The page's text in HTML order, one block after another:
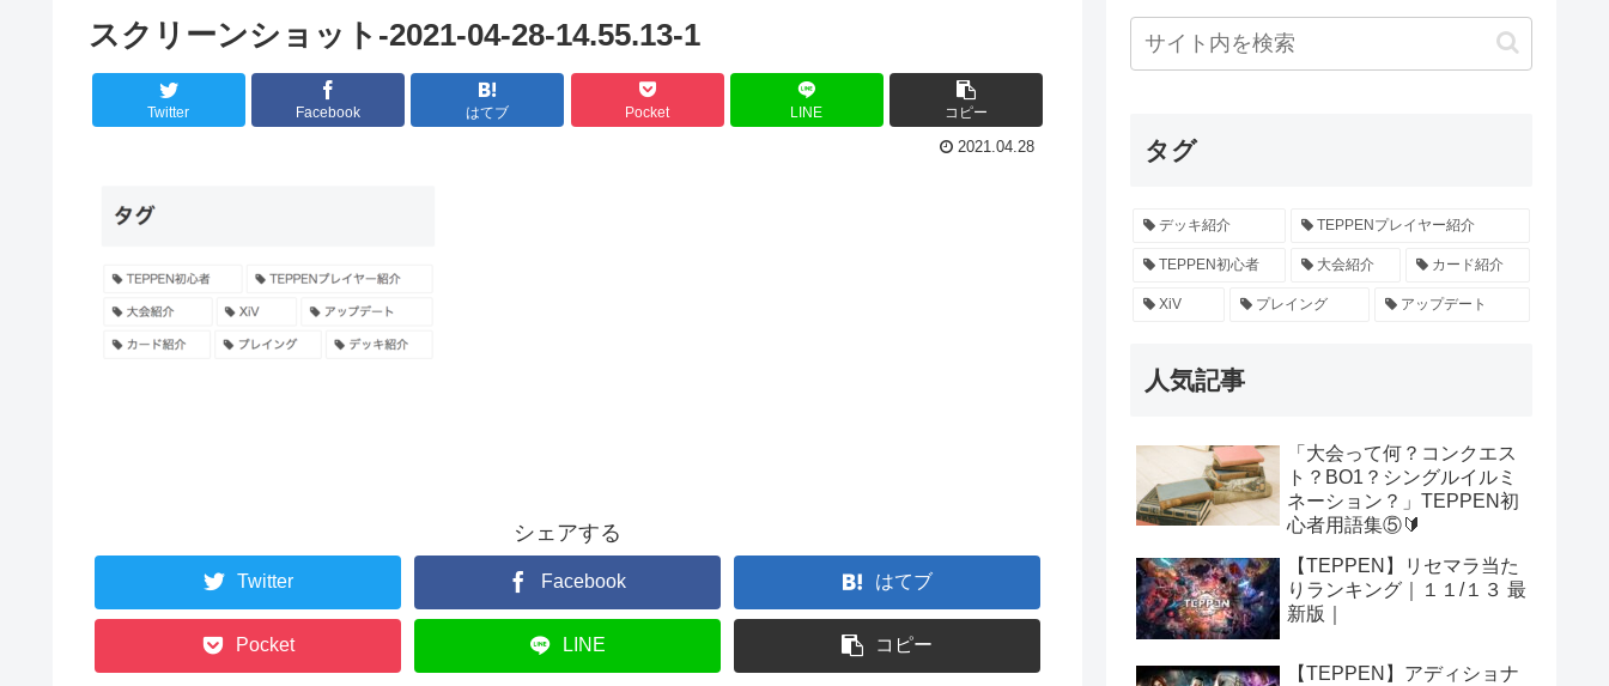
スクリーンショット-2021-04-28-14.55.13-1
Twitter Facebook はてブ Pocket LINE コピー
2021.04.28
シェアする
Twitter Facebook はてブ
Pocket LINE コピー
タグ
デッキ紹介 TEPPENプレイヤー紹介
TEPPEN初心者 大会紹介 カード紹介
XiV プレイング アップデート
人気記事
「大会って何？コンクエス
ト？BO1？シングルイルミ
ネーション？」TEPPEN初
心者用語集⑤🔰
【TEPPEN】リセマラ当た
りランキング｜１１/１３ 最
新版｜
【TEPPEN】アディショナ